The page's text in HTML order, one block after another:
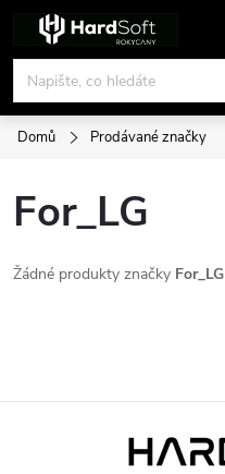
obsah
Domů Prodávané značky
For_LG
Žádné produkty značky For_LG